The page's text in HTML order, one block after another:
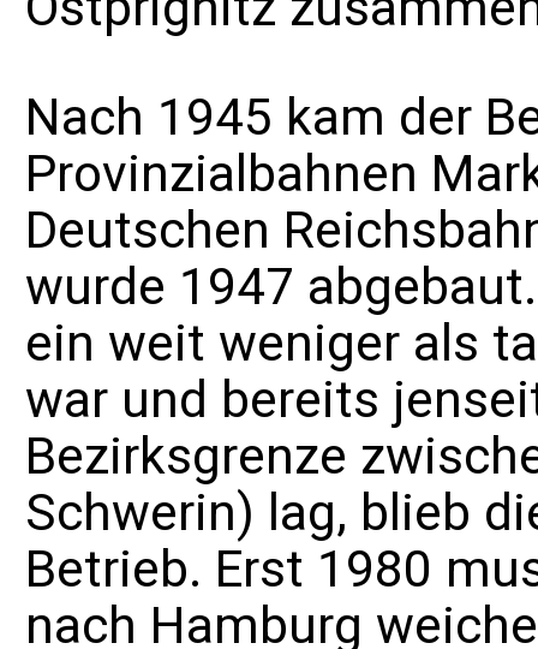
Nach 1945 kam der
Provinzialbahnen
Deutschen
wurde 1947
ein weit weniger als
war und bereits
Bezirksgrenze
Schwerin) lag, blieb
Betrieb. Erst 1980
nach Hamburg